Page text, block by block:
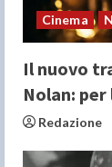
n
g
Cinema
Il nuovo
Nolan:
Redazione